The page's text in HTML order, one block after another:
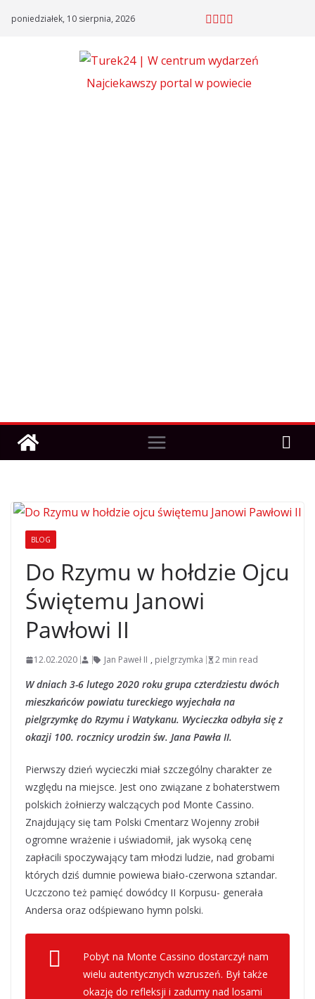
poniedziałek, 10 sierpnia, 2026
Najciekawszy portal w powiecie
BLOG
Do Rzymu w hołdzie Ojcu
Świętemu Janowi
Pawłowi II
12.02.2020 Jan Paweł II , pielgrzymka 2 min read
W dniach 3-6 lutego 2020 roku grupa czterdziestu dwóch
mieszkańców powiatu tureckiego wyjechała na
pielgrzymkę do Rzymu i Watykanu. Wycieczka odbyła się z
okazji 100. rocznicy urodzin św. Jana Pawła II.
Pierwszy dzień wycieczki miał szczególny charakter ze
względu na miejsce. Jest ono związane z bohaterstwem
polskich żołnierzy walczących pod Monte Cassino.
Znajdujący się tam Polski Cmentarz Wojenny zrobił
ogromne wrażenie i uświadomił, jak wysoką cenę
zapłacili spoczywający tam młodzi ludzie, nad grobami
których dziś dumnie powiewa biało-czerwona sztandar.
Uczczono też pamięć dowódcy II Korpusu- generała
Andersa oraz odśpiewano hymn polski.
Pobyt na Monte Cassino dostarczył nam
wielu autentycznych wzruszeń. Był także
okazję do refleksji i zadumy nad losami